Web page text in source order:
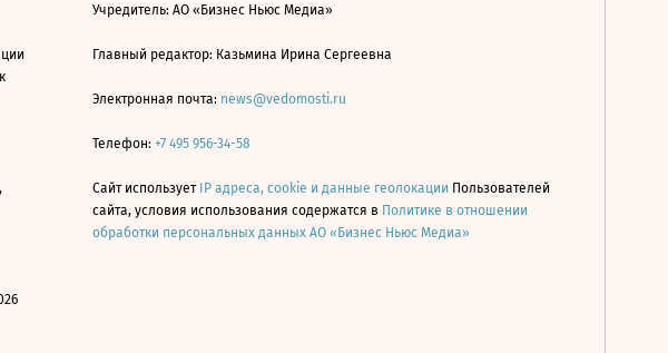
,
Учредитель: АО «Бизнес Ньюс Медиа»
Главный редактор: Казьмина Ирина Сергеевна
Электронная почта: news@vedomosti.ru
Телефон: +7 495 956-34-58
Сайт использует IP адреса, cookie и данные геолокации Пользователей
сайта, условия использования содержатся в Политике в отношении
обработки персональных данных АО «Бизнес Ньюс Медиа»